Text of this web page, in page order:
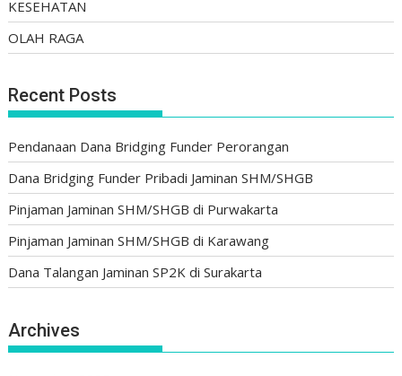
KESEHATAN
OLAH RAGA
Recent Posts
Pendanaan Dana Bridging Funder Perorangan
Dana Bridging Funder Pribadi Jaminan SHM/SHGB
Pinjaman Jaminan SHM/SHGB di Purwakarta
Pinjaman Jaminan SHM/SHGB di Karawang
Dana Talangan Jaminan SP2K di Surakarta
Archives